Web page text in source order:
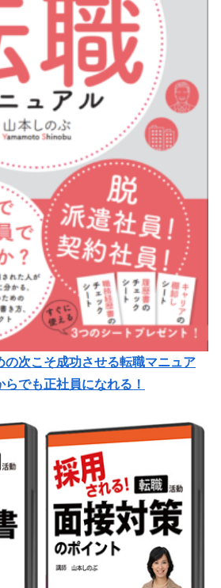
の次こそ成功させる転職マニュア
でも正社員になれる！